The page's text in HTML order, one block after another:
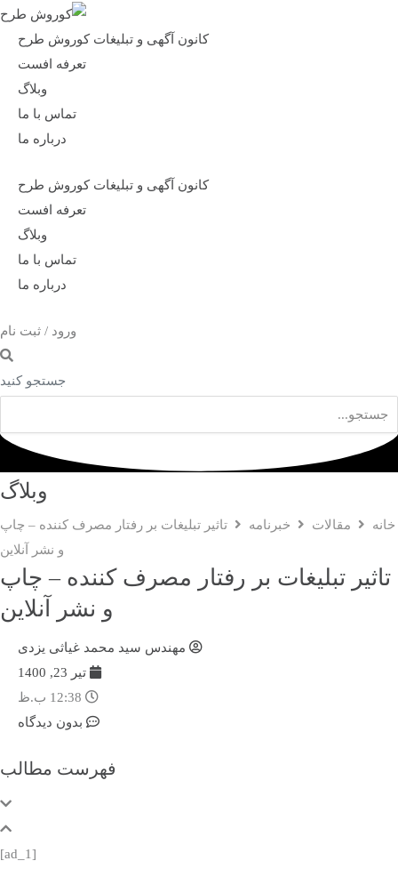
کانون آگهی و تبلیغات کوروش طرح
تعرفه افست
وبلاگ
تماس با ما
درباره ما
کانون آگهی و تبلیغات کوروش طرح
تعرفه افست
وبلاگ
تماس با ما
درباره ما
ورود / ثبت نام
جستجو کنید
وبلاگ
مقالات خبرنامه
تاثیر تبلیغات بر رفتار مصرف کننده – چاپ
و نشر آنلاین
تبلیغات بر رفتار مصرف کننده – چاپ
و نشر آنلاین
مهندس سید محمد غیاثی یزدی
تیر 23, 1400
12:38 ب.ظ
بدون دیدگاه
فهرست مطالب